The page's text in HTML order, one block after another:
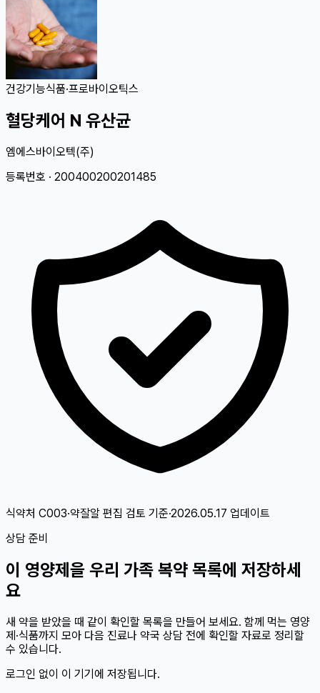
건강기능식품·프로바이오틱스
혈당케어 N 유산균
엠에스바이오텍(주)
등록번호 · 200400200201485
식약처 C003·약잘알 편집 검토 기준·2026.05.17 업데이트
상담 준비
이 영양제 을 우리 가족 복약 목록에 저장하세
요
새 약을 받았을 때 같이 확인할 목록을 만들어 보세요. 함께 먹는 영양
제·식품까지 모아 다음 진료나 약국 상담 전에 확인할 자료로 정리할
수 있습니다.
로그인 없이 이 기기에 저장됩니다.